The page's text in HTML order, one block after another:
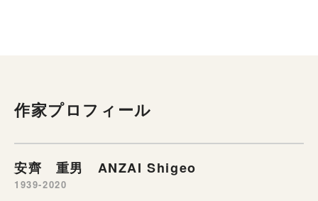
作家プロフィール
安齊 重男 ANZAI Shigeo
1939-2020